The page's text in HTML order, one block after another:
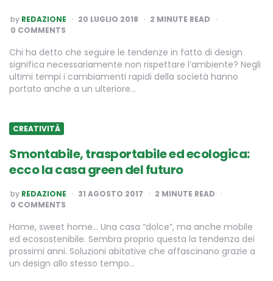
POSTED
BY
by REDAZIONE 20 LUGLIO 2018 2 MINUTE READ
0 COMMENTS
Chi ha detto che seguire le tendenze in fatto di design
significa necessariamente non rispettare l’ambiente? Negli
ultimi tempi i cambiamenti rapidi della società hanno
portato anche a un ulteriore…
CREATIVITÀ
Smontabile, trasportabile ed ecologica:
ecco la casa green del futuro
POSTED
BY
by REDAZIONE 31 AGOSTO 2017 2 MINUTE READ
0 COMMENTS
Home, sweet home… Una casa “dolce”, ma anche mobile
ed ecosostenibile. Sembra proprio questa la tendenza dei
prossimi anni. Soluzioni abitative che affascinano grazie a
un design allo stesso tempo…